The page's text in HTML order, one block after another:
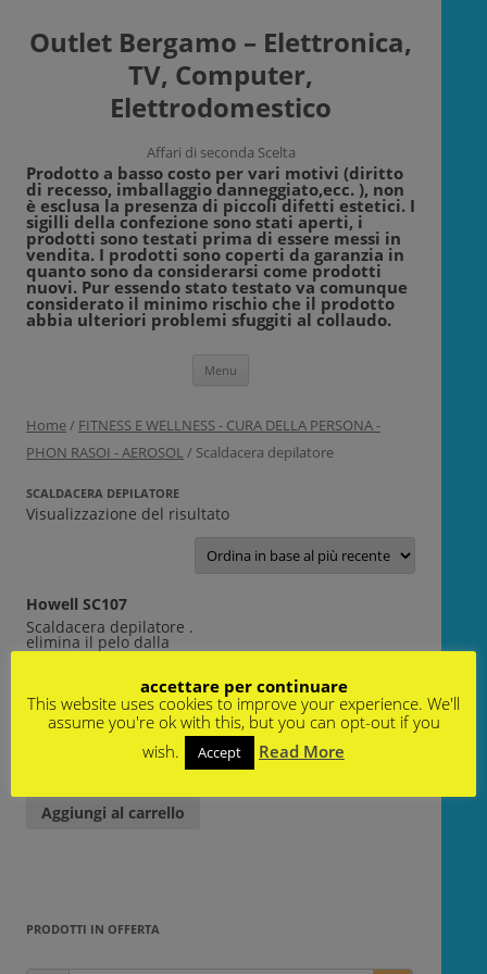
Outlet Bergamo – Elettronica,
TV, Computer,
Elettrodomestico
Affari di seconda Scelta
Prodotto a basso costo per vari motivi (diritto
di recesso, imballaggio danneggiato,ecc. ), non
è esclusa la presenza di piccoli difetti estetici. I
sigilli della confezione sono stati aperti, i
prodotti sono testati prima di essere messi in
vendita. I prodotti sono coperti da garanzia in
quanto sono da considerarsi come prodotti
nuovi. Pur essendo stato testato va comunque
considerato il minimo rischio che il prodotto
abbia ulteriori problemi sfuggiti al collaudo.
Menu
Home/ FITNESS E WELLNESS - CURA DELLA PERSONA -
PHON RASOI - AEROSOL/ Scaldacera depilatore
SCALDACERA DEPILATORE
Visualizzazione del risultato
Howell SC107
Scaldacera depilatore .
elimina il pelo dalla
radice_ ideale per gambe
€15,00€8,00
OV-426
Aggiungi al carrello
PRODOTTI IN OFFERTA
accettare per continuare
This website uses cookies to improve your experience. We'll
assume you're ok with this, but you can opt-out if you
wish.
Accept Read More